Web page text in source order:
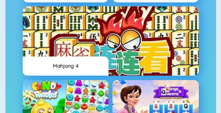
Mahjong 4